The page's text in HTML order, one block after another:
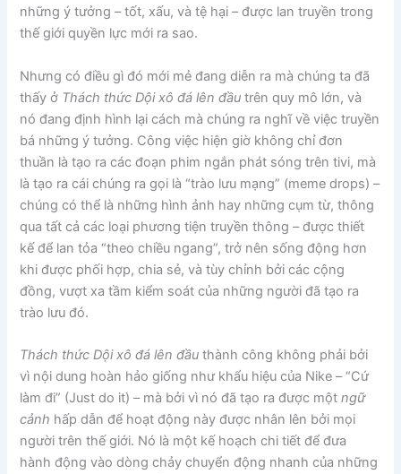
những ý tưởng – tốt, xấu, và tệ hại – được lan truyền trong
thế giới quyền lực mới ra sao.
Nhưng có điều gì đó mới mẻ đang diễn ra mà chúng ta đã
thấy ở Thách thức Dội xô đá lên đầu trên quy mô lớn, và
nó đang định hình lại cách mà chúng ra nghĩ về việc truyền
bá những ý tưởng. Công việc hiện giờ không chỉ đơn
thuần là tạo ra các đoạn phim ngắn phát sóng trên tivi, mà
là tạo ra cái chúng ra gọi là “trào lưu mạng” (meme drops) –
chúng có thể là những hình ảnh hay những cụm từ, thông
qua tất cả các loại phương tiện truyền thông – được thiết
kế để lan tỏa “theo chiều ngang”, trở nên sống động hơn
khi được phối hợp, chia sẻ, và tùy chỉnh bởi các cộng
đồng, vượt xa tầm kiểm soát của những người đã tạo ra
trào lưu đó.
Thách thức Dội xô đá lên đầu thành công không phải bởi
vì nội dung hoàn hảo giống như khẩu hiệu của Nike – “Cứ
làm đi” (Just do it) – mà bởi vì nó đã tạo ra được mộtngữ
cảnh hấp dẫn để hoạt động này được nhân lên bởi mọi
người trên thế giới. Nó là một kế hoạch chi tiết để đưa
hành động vào dòng chảy chuyển động nhanh của những